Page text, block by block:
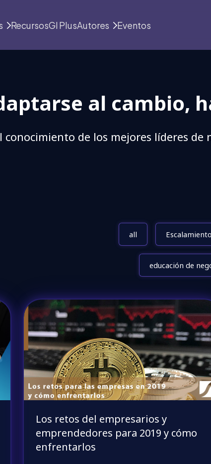
RecursosGI PlusAutores Eventos
al cambio,
conocimiento de los mejores líderes de
all Escalamiento
educación de
Los retos del empresarios y
emprendedores para 2019 y cómo
enfrentarlos